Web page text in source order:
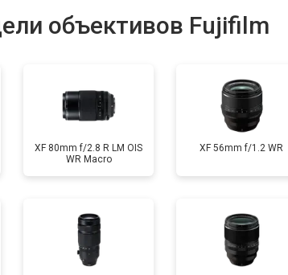
объективов Fujifilm
XF 80mm f/2.8 R LM OIS
WR Macro
XF 56mm f/1.2 WR